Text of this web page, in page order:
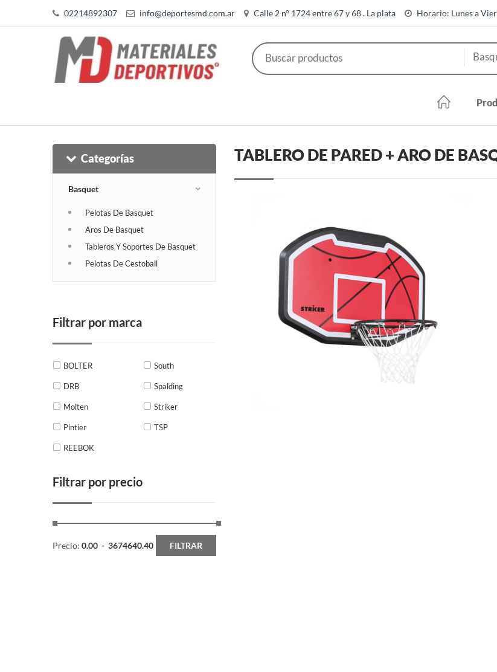
02214892307 info@deportesmd.com.ar Calle 2 n° 1724 entre 67 y 68 . La plata Horario: Lunes a
Categorías
Basquet
Pelotas De Basquet
Aros De Basquet
Tableros Y Soportes De Basquet
Pelotas De Cestoball
Filtrar por marca
BOLTER
DRB
Molten
Pintier
REEBOK
South
Spalding
Striker
TSP
Filtrar por precio
Precio: 0.00 - 3674640.40 FILTRAR
TABLERO DE PARED + ARO DE